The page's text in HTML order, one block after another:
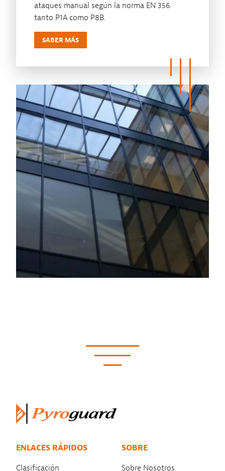
ataques manual según la norma EN 356
tanto P1A como P8B.
SABER MÁS
ENLACES RÁPIDOS
Clasificación
SOBRE
Sobre Nosotros